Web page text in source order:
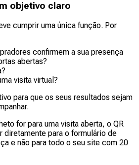
objetivo claro
cumprir uma única função. Por
confirmem a sua presença
abertas?
visita virtual?
para que os seus resultados sejam
for para uma visita aberta, o QR
diretamente para o formulário de
e não para todo o seu site com 20